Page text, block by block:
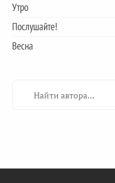
Утро
Послушайте!
Весна